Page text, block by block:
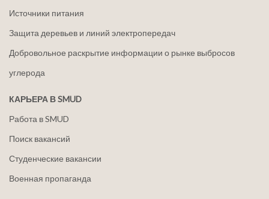
Источники питания
Защита деревьев и линий электропередач
Добровольное раскрытие информации о рынке выбросов
углерода
КАРЬЕРА В SMUD
Работа в SMUD
Поиск вакансий
Студенческие вакансии
Военная пропаганда